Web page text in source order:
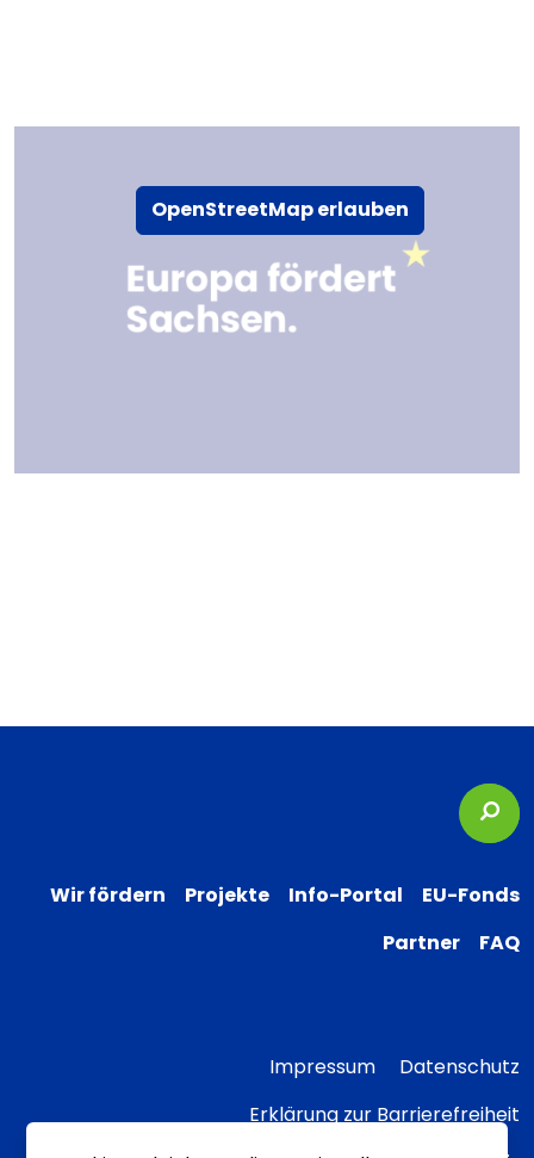
OpenStreetMap erlauben
Wir fördern Projekte Info-Portal
EU-Fonds
Partner
FAQ
Impressum
Datenschutz
Erklärung zur Barrierefreiheit